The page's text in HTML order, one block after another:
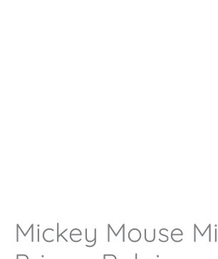
Mickey Mouse Mi